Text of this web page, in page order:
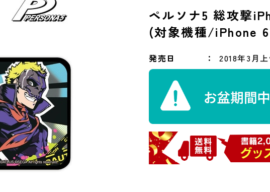
ペルソナ5 総攻撃
(対象機種/iPhone
発売日 2018年3月